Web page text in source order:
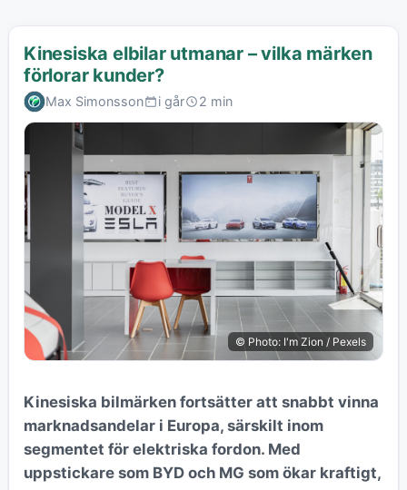
Kinesiska elbilar utmanar – vilka märken
förlorar kunder?
Max Simonsson i går 2 min
© Photo: I'm Zion / Pexels
Kinesiska bilmärken fortsätter att snabbt vinna
marknadsandelar i Europa, särskilt inom
segmentet för elektriska fordon. Med
uppstickare som BYD och MG som ökar kraftigt,